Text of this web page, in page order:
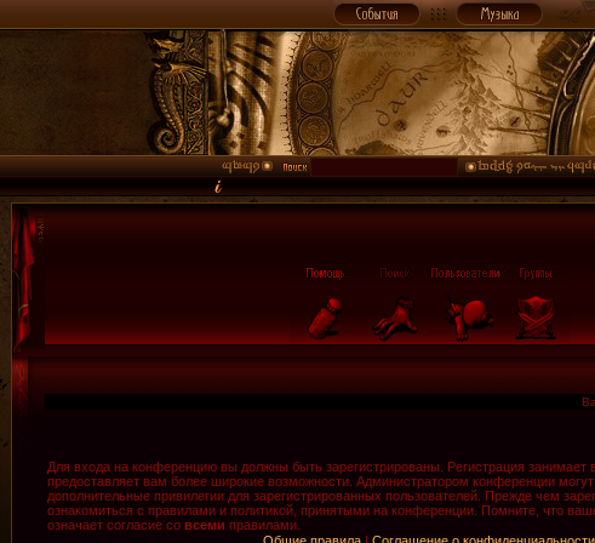
Для входа на конференцию вы должны быть зарегистрированы. Регистрация занимает
предоставляет вам более широкие возможности. Администратором конференции
дополнительные привилегии для зарегистрированных пользователей. Прежде чем
ознакомиться с правилами и политикой, принятыми на конференции. Помните, что
означает согласие со всеми правилами.